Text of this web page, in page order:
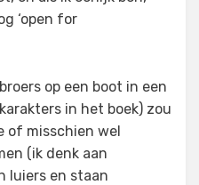
‘open for
op een boot in een
in het boek) zou
of misschien wel
(ik denk aan
luiers en staan